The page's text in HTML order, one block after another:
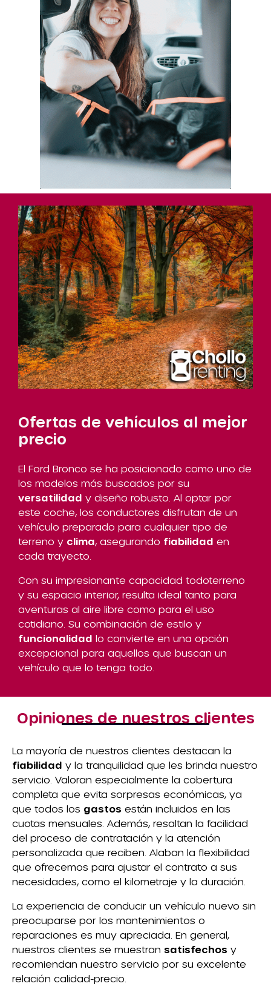
Ofertas de vehículos al mejor
precio
El Ford Bronco se ha posicionado como uno de
los modelos más buscados por su
versatilidad y diseño robusto. Al optar por
este coche, los conductores disfrutan de un
vehículo preparado para cualquier tipo de
terreno y clima, asegurando fiabilidad en
cada trayecto.
Con su impresionante capacidad todoterreno
y su espacio interior, resulta ideal tanto para
aventuras al aire libre como para el uso
cotidiano. Su combinación de estilo y
funcionalidad lo convierte en una opción
excepcional para aquellos que buscan un
vehículo que lo tenga todo.
Opiniones de nuestros clientes
La mayoría de nuestros clientes destacan la
fiabilidad y la tranquilidad que les brinda nuestro
servicio. Valoran especialmente la cobertura
completa que evita sorpresas económicas, ya
que todos los gastos están incluidos en las
cuotas mensuales. Además, resaltan la facilidad
del proceso de contratación y la atención
personalizada que reciben. Alaban la flexibilidad
que ofrecemos para ajustar el contrato a sus
necesidades, como el kilometraje y la duración.
La experiencia de conducir un vehículo nuevo sin
preocuparse por los mantenimientos o
reparaciones es muy apreciada. En general,
nuestros clientes se muestran satisfechos y
recomiendan nuestro servicio por su excelente
relación calidad-precio.